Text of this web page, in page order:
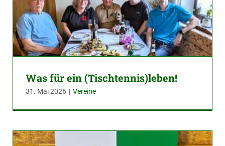
Was für ein (Tischtennis)leben!
31. Mai 2026 | Vereine